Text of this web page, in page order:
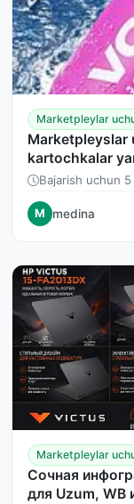
Marketpleylar
Marketpleyslar
kartochkalar
Bajarish uchun 5
M medina
Marketpleylar
Сочная
для Uzum, WB